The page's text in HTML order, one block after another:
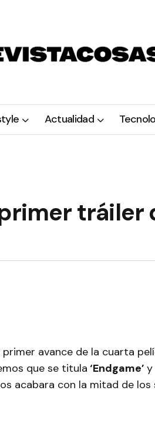
Actualidad
tráiler
avance de la cuarta
que se titula ‘Endgame’ y
acabara con la mitad de los